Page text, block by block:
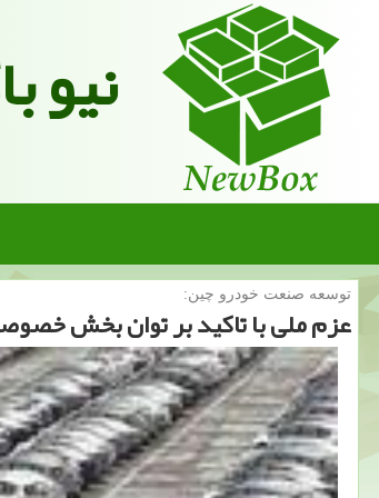
نیو
توسعه صنعت خودرو چین:
عزم ملی با تاكید بر توان بخش